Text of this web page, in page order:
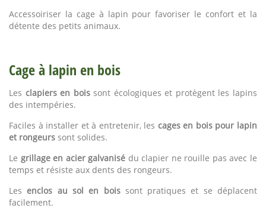
Accessoiriser la cage à lapin pour favoriser le confort et la
détente des petits animaux.
Cage à lapin en bois
Les clapiers en boissont écologiques et protègent les lapins
des intempéries.
Faciles à installer et à entretenir, les cages en bois pour lapin
et rongeurs sont solides.
Le grillage en acier galvanisé du clapier ne rouille pas avec le
temps et résiste aux dents des rongeurs.
Lesenclos au sol en boissont pratiques et se déplacent
facilement.